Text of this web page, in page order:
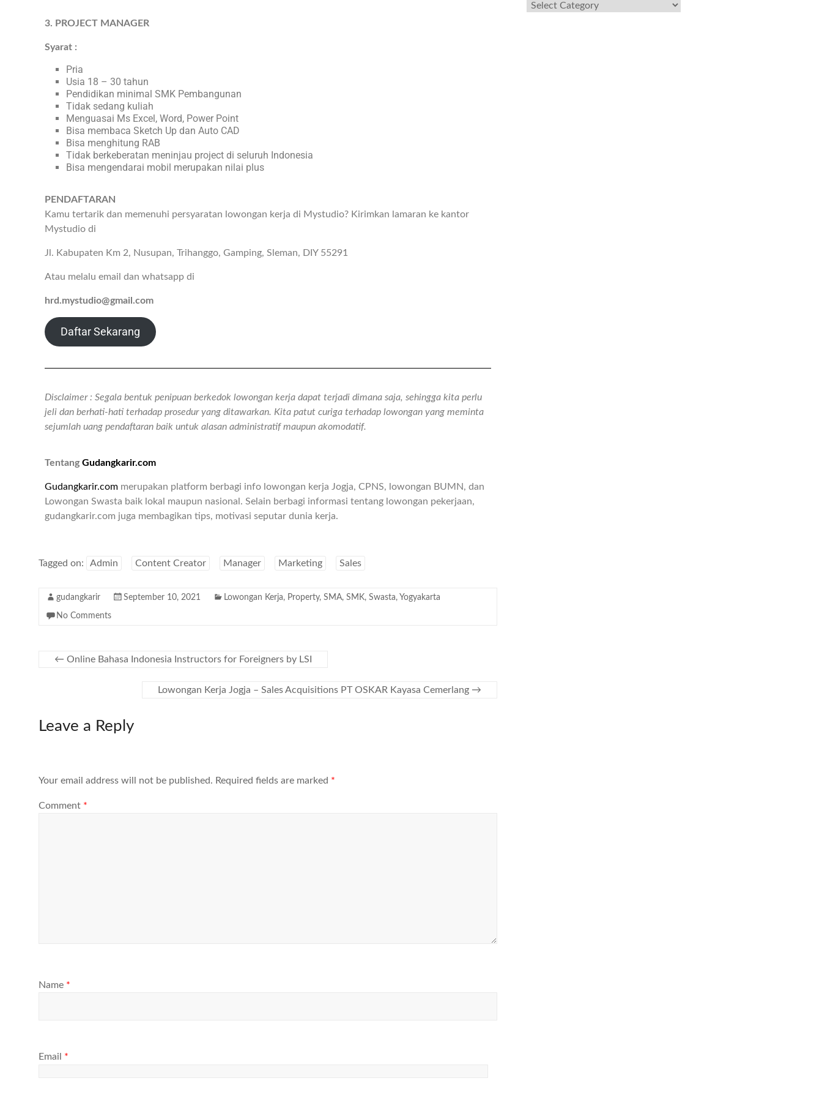
3. PROJECT MANAGER
Syarat :
Pria
Usia 18 – 30 tahun
Pendidikan minimal SMK Pembangunan
Tidak sedang kuliah
Menguasai Ms Excel, Word, Power Point
Bisa membaca Sketch Up dan Auto CAD
Bisa menghitung RAB
Tidak berkeberatan meninjau project di seluruh Indonesia
Bisa mengendarai mobil merupakan nilai plus
PENDAFTARAN
Kamu tertarik dan memenuhi persyaratan lowongan kerja di Mystudio? Kirimkan lamaran ke kantor
Mystudio di
Jl. Kabupaten Km 2, Nusupan, Trihanggo, Gamping, Sleman, DIY 55291
Atau melalu email dan whatsapp di
hrd.mystudio@gmail.com
Daftar Sekarang
Disclaimer : Segala bentuk penipuan berkedok lowongan kerja dapat terjadi dimana saja, sehingga kita perlu
jeli dan berhati-hati terhadap prosedur yang ditawarkan. Kita patut curiga terhadap lowongan yang meminta
sejumlah uang pendaftaran baik untuk alasan administratif maupun akomodatif.
Tentang Gudangkarir.com
Gudangkarir.com merupakan platform berbagi info lowongan kerja Jogja, CPNS, lowongan BUMN, dan
Lowongan Swasta baik lokal maupun nasional. Selain berbagi informasi tentang lowongan pekerjaan,
gudangkarir.com juga membagikan tips, motivasi seputar dunia kerja.
Tagged on: Admin Content Creator Manager Marketing Sales
gudangkarir September 10, 2021 Lowongan Kerja, Property, SMA, SMK, Swasta, Yogyakarta
No Comments
← Online Bahasa Indonesia Instructors for Foreigners by LSI
Lowongan Kerja Jogja – Sales Acquisitions PT OSKAR Kayasa Cemerlang →
Leave a Reply
Your email address will not be published. Required fields are marked *
Comment *
Name *
Email *